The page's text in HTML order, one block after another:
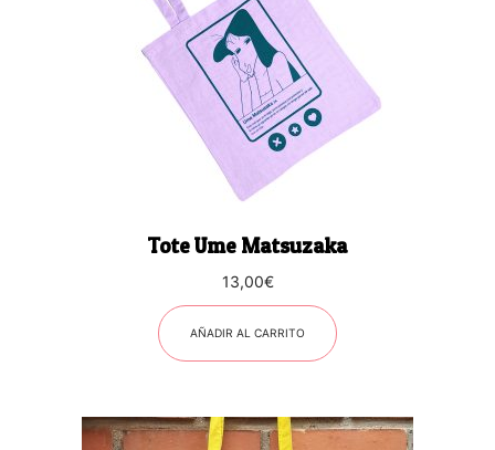
Tote Ume Matsuzaka
13,00€
AÑADIR AL CARRITO